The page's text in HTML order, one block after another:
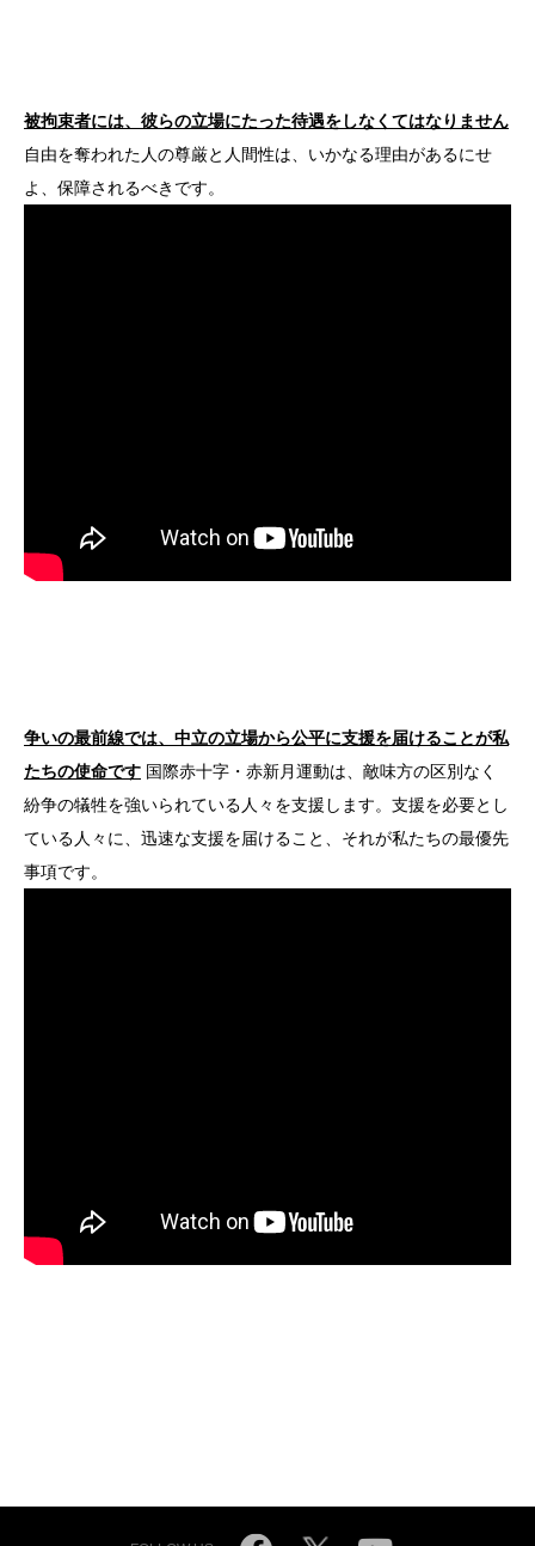
被拘束者には、彼らの立場にたった待遇をしなくてはなりません
自由を奪われた人の尊厳と人間性は、いかなる理由があるにせ
よ、保障されるべきです。
争いの最前線では、中立の立場から公平に支援を届けることが私
たちの使命です 国際赤十字・赤新月運動は、敵味方の区別なく
紛争の犠牲を強いられている人々を支援します。支援を必要とし
ている人々に、迅速な支援を届けること、それが私たちの最優先
事項です。